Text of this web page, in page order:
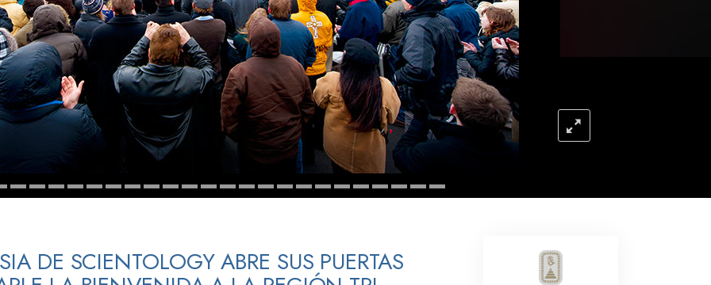
Herramientas para el Entorno Laboral
La Ética y las
Condiciones
La Causa de la Supresión
Investigaciones
Los Fundamentos de la Organización
Los Fundamentos de las Relaciones
Públicas
La Tecnología de Estudio
DE SCIENTOLOGY ABRE SUS PUERTAS